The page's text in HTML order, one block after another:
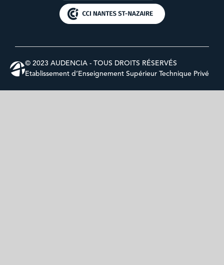
© 2023 AUDENCIA - TOUS DROITS RÉSERVÉS
Etablissement d’Enseignement Supérieur Technique Privé